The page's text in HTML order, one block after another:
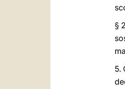
§
5.